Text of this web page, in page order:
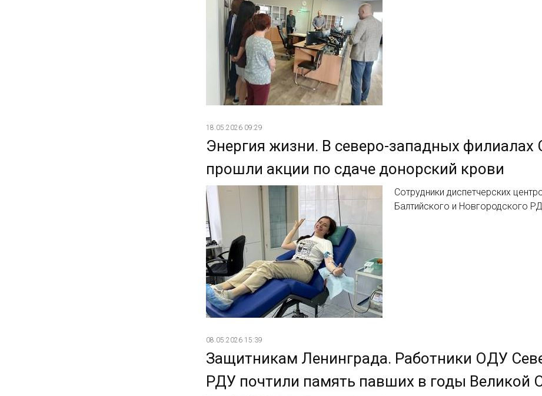
18.05.2026 09:29
Энергия жизни. В северо-западных филиалах
прошли акции по сдаче донорский крови
Сотрудники диспетчерских
Балтийского и Новгородского
08.05.2026 15:39
Защитникам Ленинграда. Работники ОДУ
РДУ почтили память павших в годы Великой